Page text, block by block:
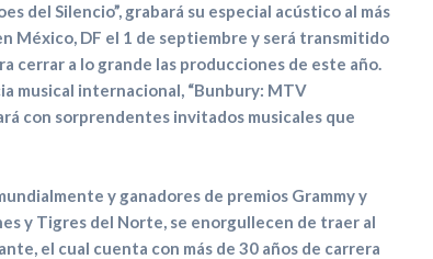
del Silencio”, grabará su especial acústico al más
México, DF el 1 de septiembre y será transmitido
cerrar a lo grande las producciones de este año.
musical internacional, “Bunbury: MTV
con sorprendentes invitados musicales que
y ganadores de premios Grammy y
y Tigres del Norte, se enorgullecen de traer al
el cual cuenta con más de 30 años de carrera